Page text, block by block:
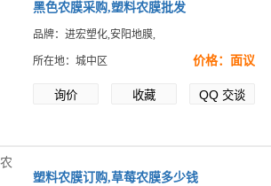
黑色农膜采购,塑料农膜批发
品牌：进宏塑化,安阳地膜,
所在地：城中区 价格：面议
询价 收藏 QQ 交谈
塑料农膜订购,草莓农膜多少钱